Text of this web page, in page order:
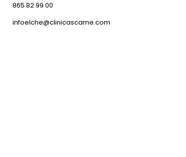
865 82 99 00
infoelche@clinicascame.com